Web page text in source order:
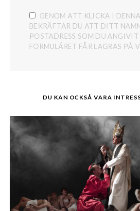
GENOM ATT KLICKA I
BEKRÄFTAR DU ATT DITT
POSTADRESS SOM DU ANGIVIT
FORMULÄRET FÅR LAGRAS PÅ
DU KAN OCKSÅ VARA